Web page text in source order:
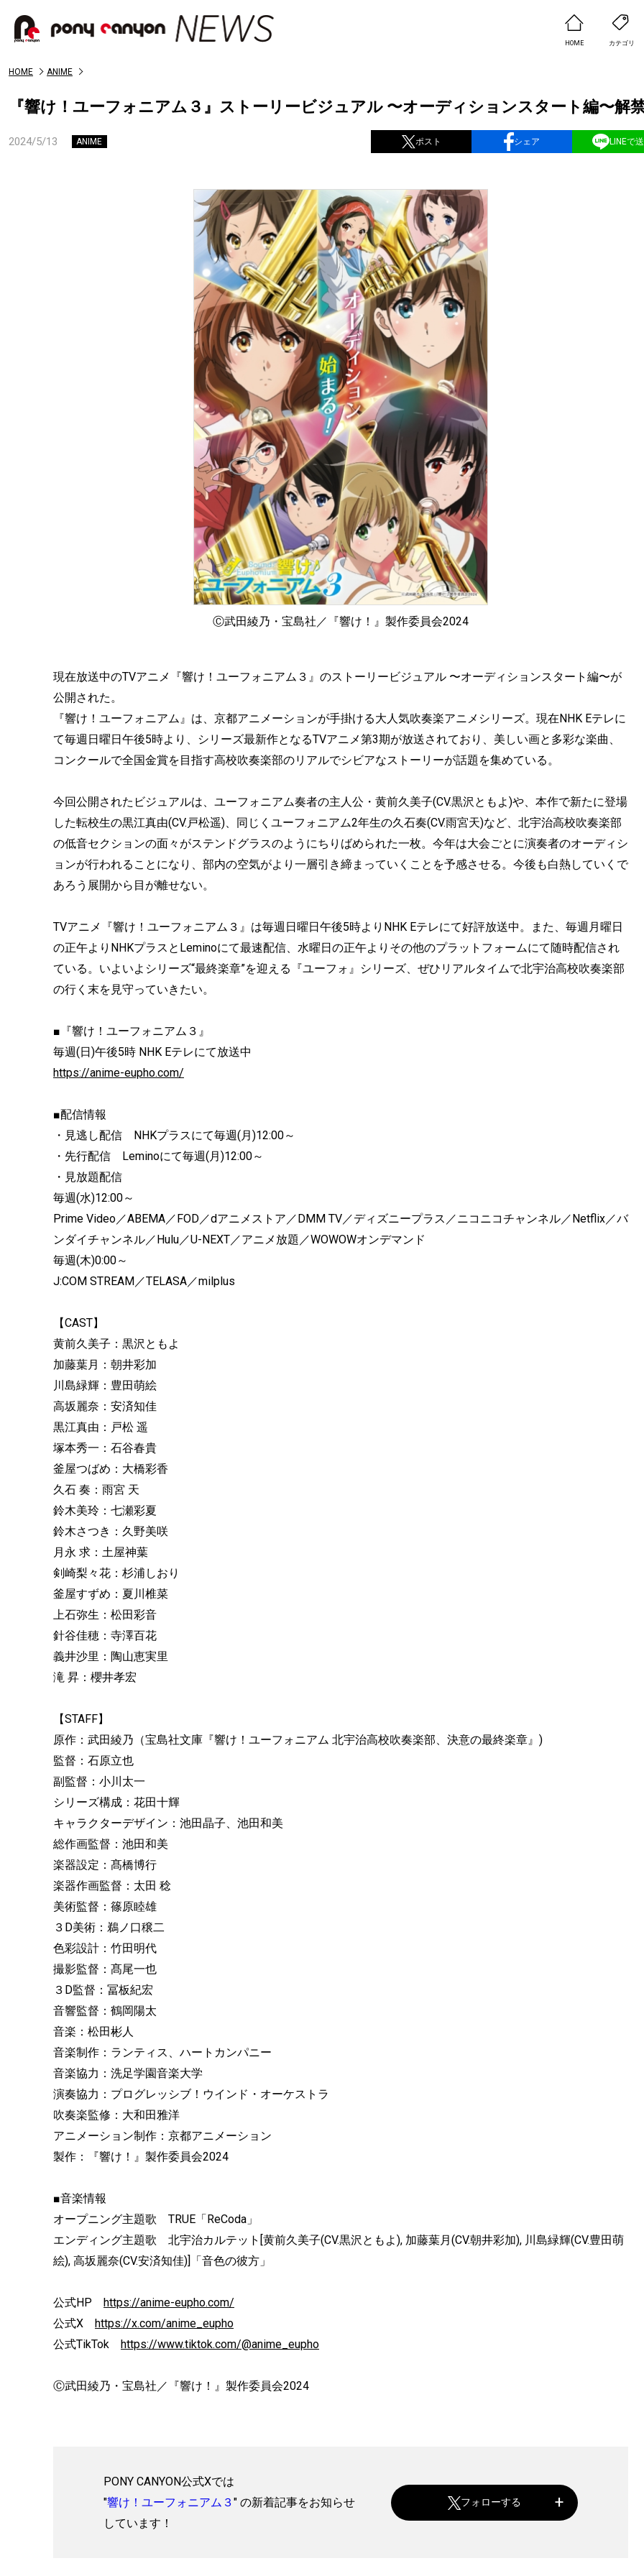
HOME カテゴリ
HOME ANIME
『響け！ユーフォニアム３』ストーリービジュアル 〜オーディションスタート編〜解
2024/5/13 ANIME ポスト シェア LINEで
Ⓒ武田綾乃・宝島社／『響け！』製作委員会2024
現在放送中のTVアニメ『響け！ユーフォニアム３』のストーリービジュアル 〜オーディションスタート編〜が
公開された。
『響け！ユーフォニアム』は、京都アニメーションが手掛ける大人気吹奏楽アニメシリーズ。現在NHK Eテレに
て毎週日曜日午後5時より、シリーズ最新作となるTVアニメ第3期が放送されており、美しい画と多彩な楽曲、
コンクールで全国金賞を目指す高校吹奏楽部のリアルでシビアなストーリーが話題を集めている。
今回公開されたビジュアルは、ユーフォニアム奏者の主人公・黄前久美子(CV.黒沢ともよ)や、本作で新たに登場
した転校生の黒江真由(CV.戸松遥)、同じくユーフォニアム2年生の久石奏(CV.雨宮天)など、北宇治高校吹奏楽部
の低音セクションの面々がステンドグラスのようにちりばめられた一枚。今年は大会ごとに演奏者のオーディシ
ョンが行われることになり、部内の空気がより一層引き締まっていくことを予感させる。今後も白熱していくで
あろう展開から目が離せない。
TVアニメ『響け！ユーフォニアム３』は毎週日曜日午後5時よりNHK Eテレにて好評放送中。また、毎週月曜日
の正午よりNHKプラスとLeminoにて最速配信、水曜日の正午よりその他のプラットフォームにて随時配信され
ている。いよいよシリーズ“最終楽章”を迎える『ユーフォ』シリーズ、ぜひリアルタイムで北宇治高校吹奏楽部
の行く末を見守っていきたい。
■『響け！ユーフォニアム３』
毎週(日)午後5時 NHK Eテレにて放送中
https://anime-eupho.com/
■配信情報
・見逃し配信 NHKプラスにて毎週(月)12:00～
・先行配信 Leminoにて毎週(月)12:00～
・見放題配信
毎週(水)12:00～
Prime Video／ABEMA／FOD／dアニメストア／DMM TV／ディズニープラス／ニコニコチャンネル／Netflix／バ
ンダイチャンネル／Hulu／U-NEXT／アニメ放題／WOWOWオンデマンド
毎週(木)0:00～
J:COM STREAM／TELASA／milplus
【CAST】
黄前久美子：黒沢ともよ
加藤葉月：朝井彩加
川島緑輝：豊田萌絵
高坂麗奈：安済知佳
黒江真由：戸松 遥
塚本秀一：石谷春貴
釜屋つばめ：大橋彩香
久石 奏：雨宮 天
鈴木美玲：七瀬彩夏
鈴木さつき：久野美咲
月永 求：土屋神葉
剣崎梨々花：杉浦しおり
釜屋すずめ：夏川椎菜
上石弥生：松田彩音
針谷佳穂：寺澤百花
義井沙里：陶山恵実里
滝 昇：櫻井孝宏
【STAFF】
原作：武田綾乃（宝島社文庫『響け！ユーフォニアム 北宇治高校吹奏楽部、決意の最終楽章』)
監督：石原立也
副監督：小川太一
シリーズ構成：花田十輝
キャラクターデザイン：池田晶子、池田和美
総作画監督：池田和美
楽器設定：髙橋博行
楽器作画監督：太田 稔
美術監督：篠原睦雄
３D美術：鵜ノ口穣二
色彩設計：竹田明代
撮影監督：髙尾一也
３D監督：冨板紀宏
音響監督：鶴岡陽太
音楽：松田彬人
音楽制作：ランティス、ハートカンパニー
音楽協力：洗足学園音楽大学
演奏協力：プログレッシブ！ウインド・オーケストラ
吹奏楽監修：大和田雅洋
アニメーション制作：京都アニメーション
製作：『響け！』製作委員会2024
■音楽情報
オープニング主題歌 TRUE「ReCoda」
エンディング主題歌 北宇治カルテット[黄前久美子(CV.黒沢ともよ), 加藤葉月(CV.朝井彩加), 川島緑輝(CV.豊田萌
絵), 高坂麗奈(CV.安済知佳)]「音色の彼方」
公式HP https://anime-eupho.com/
公式X https://x.com/anime_eupho
公式TikTok https://www.tiktok.com/@anime_eupho
Ⓒ武田綾乃・宝島社／『響け！』製作委員会2024
PONY CANYON公式Xでは
"響け！ユーフォニアム３ " の新着記事をお知らせ
しています！
フォローする